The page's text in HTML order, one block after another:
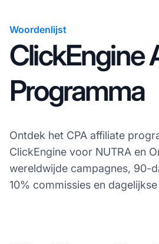
Woordenlijst
ClickEngine
Programma
Ontdek het CPA affiliate
ClickEngine voor NUTRA en
wereldwijde campagnes, 90-
10% commissies en dagelijkse